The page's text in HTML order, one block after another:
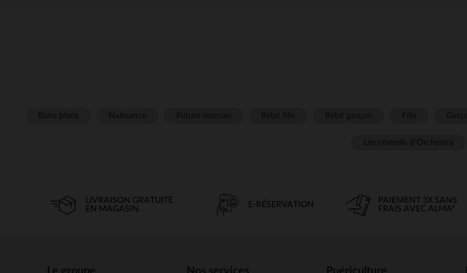
LIVRAISON GRATUITE
EN MAGASIN
E-RÉSERVATION
PAIEMENT 3X SANS
FRAIS AVEC ALMA*